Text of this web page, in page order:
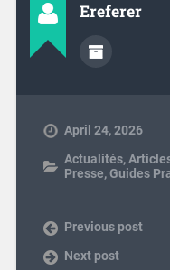
Ereferer
April 24, 2026
Actualités,
Presse,Guides
Previous post
Next post